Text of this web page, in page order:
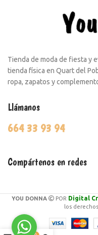
Tienda de moda de fiesta y
tienda física en Quart del
ropa, zapatos y
Llámanos
664 33 93 94
Compártenos en redes
YOU DONNA POR Digital
los